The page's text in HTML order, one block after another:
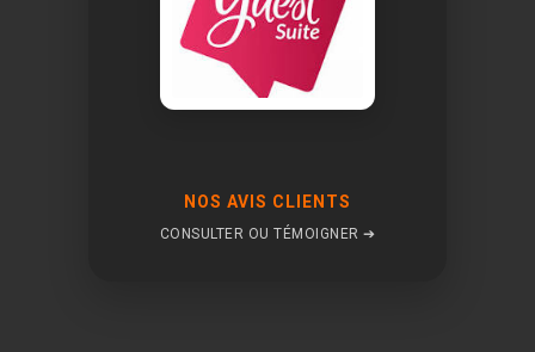
NOS AVIS CLIENTS
CONSULTER OU TÉMOIGNER ➔